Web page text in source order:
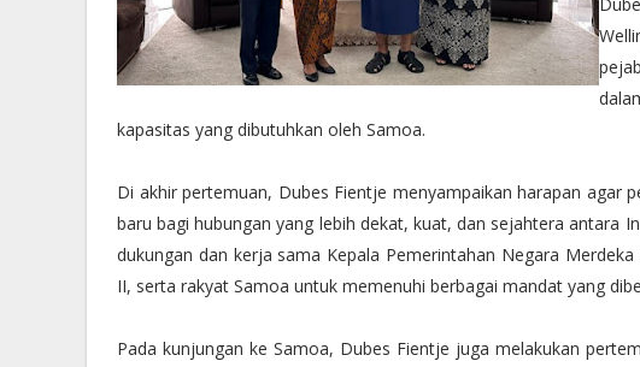
kapasitas yang dibutuhkan oleh Samoa.
Di akhir pertemuan, Dubes Fientje menyampaikan harapan agar
baru bagi hubungan yang lebih dekat, kuat, dan sejahtera antara
dukungan dan kerja sama Kepala Pemerintahan Negara
II, serta rakyat Samoa untuk memenuhi berbagai mandat yang
Pada kunjungan ke Samoa, Dubes Fientje juga melakukan